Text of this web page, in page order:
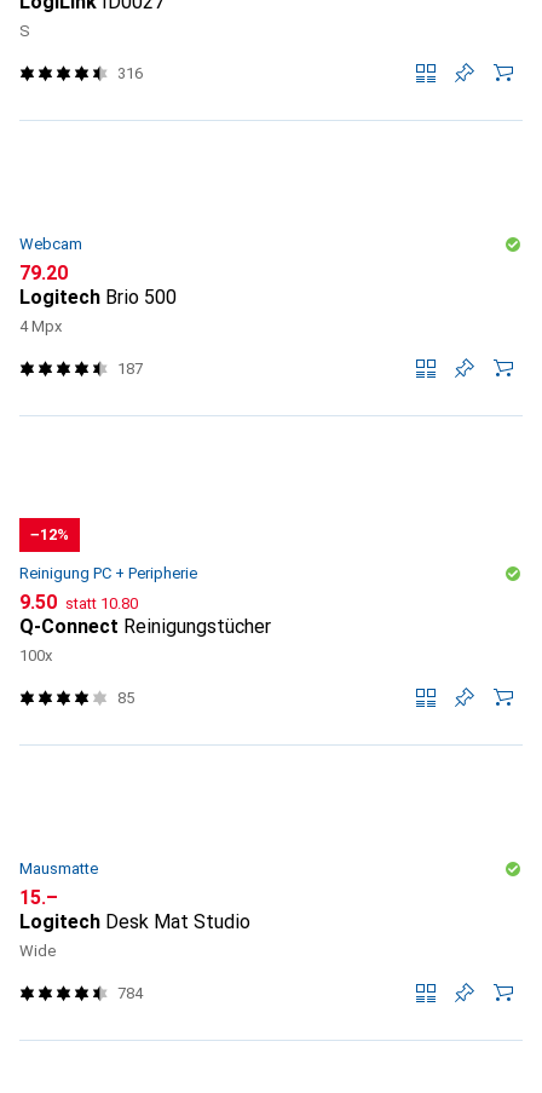
S
316
Webcam
CHF
79.20
Logitech Brio 500
4 Mpx
187
−12%
Reinigung PC + Peripherie
CHF
9.50 statt CHF
10.80
Q-Connect Reinigungstücher
100x
85
Mausmatte
CHF
15.–
Logitech Desk Mat Studio
Wide
784